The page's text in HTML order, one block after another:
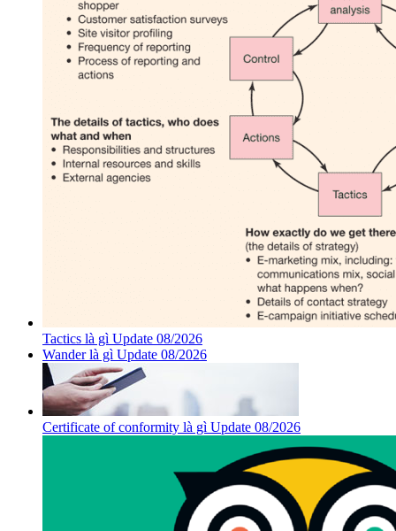
Tactics là gì Update 08/2026
Wander là gì Update 08/2026
Certificate of conformity là gì Update 08/2026